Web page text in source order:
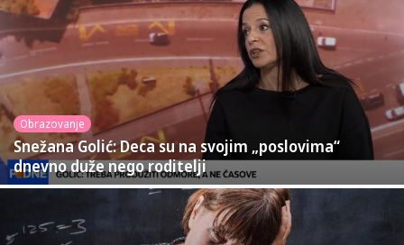
Obrazovanje
Snežana Golić: Deca su na svojim „poslovima“
dnevno duže nego roditelji